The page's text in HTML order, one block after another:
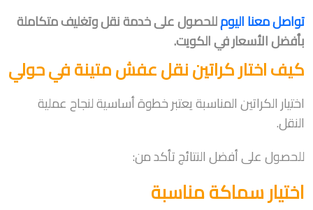
تواصل معنا اليومللحصول على خدمة نقل وتغليف متكاملة
بأفضل الأسعار في الكويت.
كيف اختار كراتين نقل عفش متينة في حولي
اختيار الكراتين المناسبة يعتبر خطوة أساسية لنجاح عملية
النقل.
للحصول على أفضل النتائج تأكد من:
اختيار سماكة مناسبة